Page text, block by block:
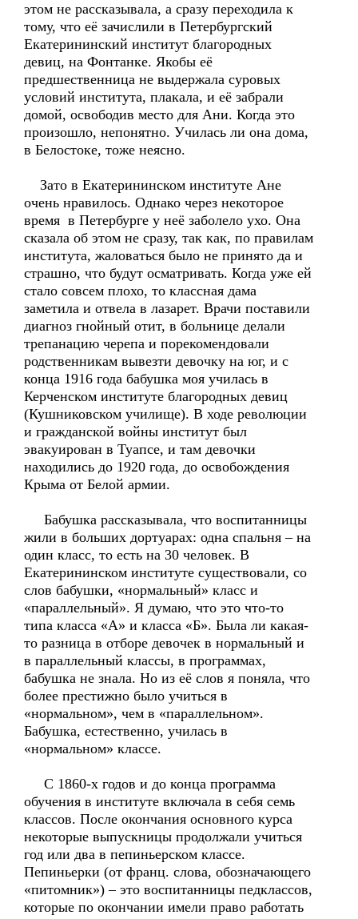
этом не рассказывала, а сразу переходила к
тому, что её зачислили в Петербургский
Екатерининский институт благородных
девиц, на Фонтанке. Якобы её
предшественница не выдержала суровых
условий института, плакала, и её забрали
домой, освободив место для Ани. Когда это
произошло, непонятно. Училась ли она дома,
в Белостоке, тоже неясно.
Зато в Екатерининском институте Ане
очень нравилось. Однако через некоторое
время в Петербурге у неё заболело ухо. Она
сказала об этом не сразу, так как, по правилам
института, жаловаться было не принято да и
страшно, что будут осматривать. Когда уже ей
стало совсем плохо, то классная дама
заметила и отвела в лазарет. Врачи поставили
диагноз гнойный отит, в больнице делали
трепанацию черепа и порекомендовали
родственникам вывезти девочку на юг, и с
конца 1916 года бабушка моя училась в
Керченском институте благородных девиц
(Кушниковском училище). В ходе революции
и гражданской войны институт был
эвакуирован в Туапсе, и там девочки
находились до 1920 года, до освобождения
Крыма от Белой армии.
Бабушка рассказывала, что воспитанницы
жили в больших дортуарах: одна спальня – на
один класс, то есть на 30 человек. В
Екатерининском институте существовали, со
слов бабушки, «нормальный» класс и
«параллельный». Я думаю, что это что-то
типа класса «А» и класса «Б». Была ли какая-
то разница в отборе девочек в нормальный и
в параллельный классы, в программах,
бабушка не знала. Но из её слов я поняла, что
более престижно было учиться в
«нормальном», чем в «параллельном».
Бабушка, естественно, училась в
«нормальном» классе.
С 1860-х годов и до конца программа
обучения в институте включала в себя семь
классов. После окончания основного курса
некоторые выпускницы продолжали учиться
год или два в пепиньерском классе.
Пепиньерки (от франц. слова, обозначающего
«питомник») – это воспитанницы педклассов,
которые по окончании имели право работать